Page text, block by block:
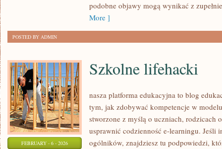
podobne objawy mogą wynikać z
More ]
POSTED BY ADMIN
FEBRUARY - 6 - 2026
Szkolne lifehacki
nasza platforma edukacyjna to blog
tym, jak zdobywać kompetencje w
stworzone z myślą o uczniach, rodzicach
usprawnić codzienność e-learningu. Jeśli
ogólników, znajdziesz tu podpowiedzi,